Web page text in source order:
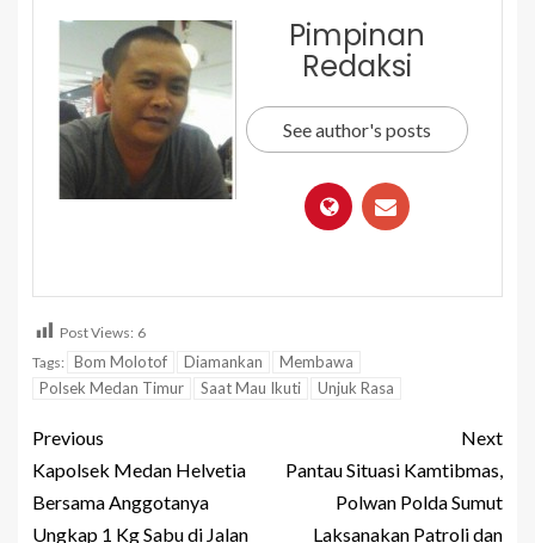
Pimpinan
Redaksi
See author's posts
Post Views: 6
Tags: Bom Molotof Diamankan
Membawa
Polsek Medan Timur
Saat Mau Ikuti Unjuk Rasa
Previous
Kapolsek Medan Helvetia
Bersama Anggotanya
Ungkap 1 Kg Sabu di Jalan
Next
Pantau Situasi Kamtibmas,
Polwan Polda Sumut
Laksanakan Patroli dan